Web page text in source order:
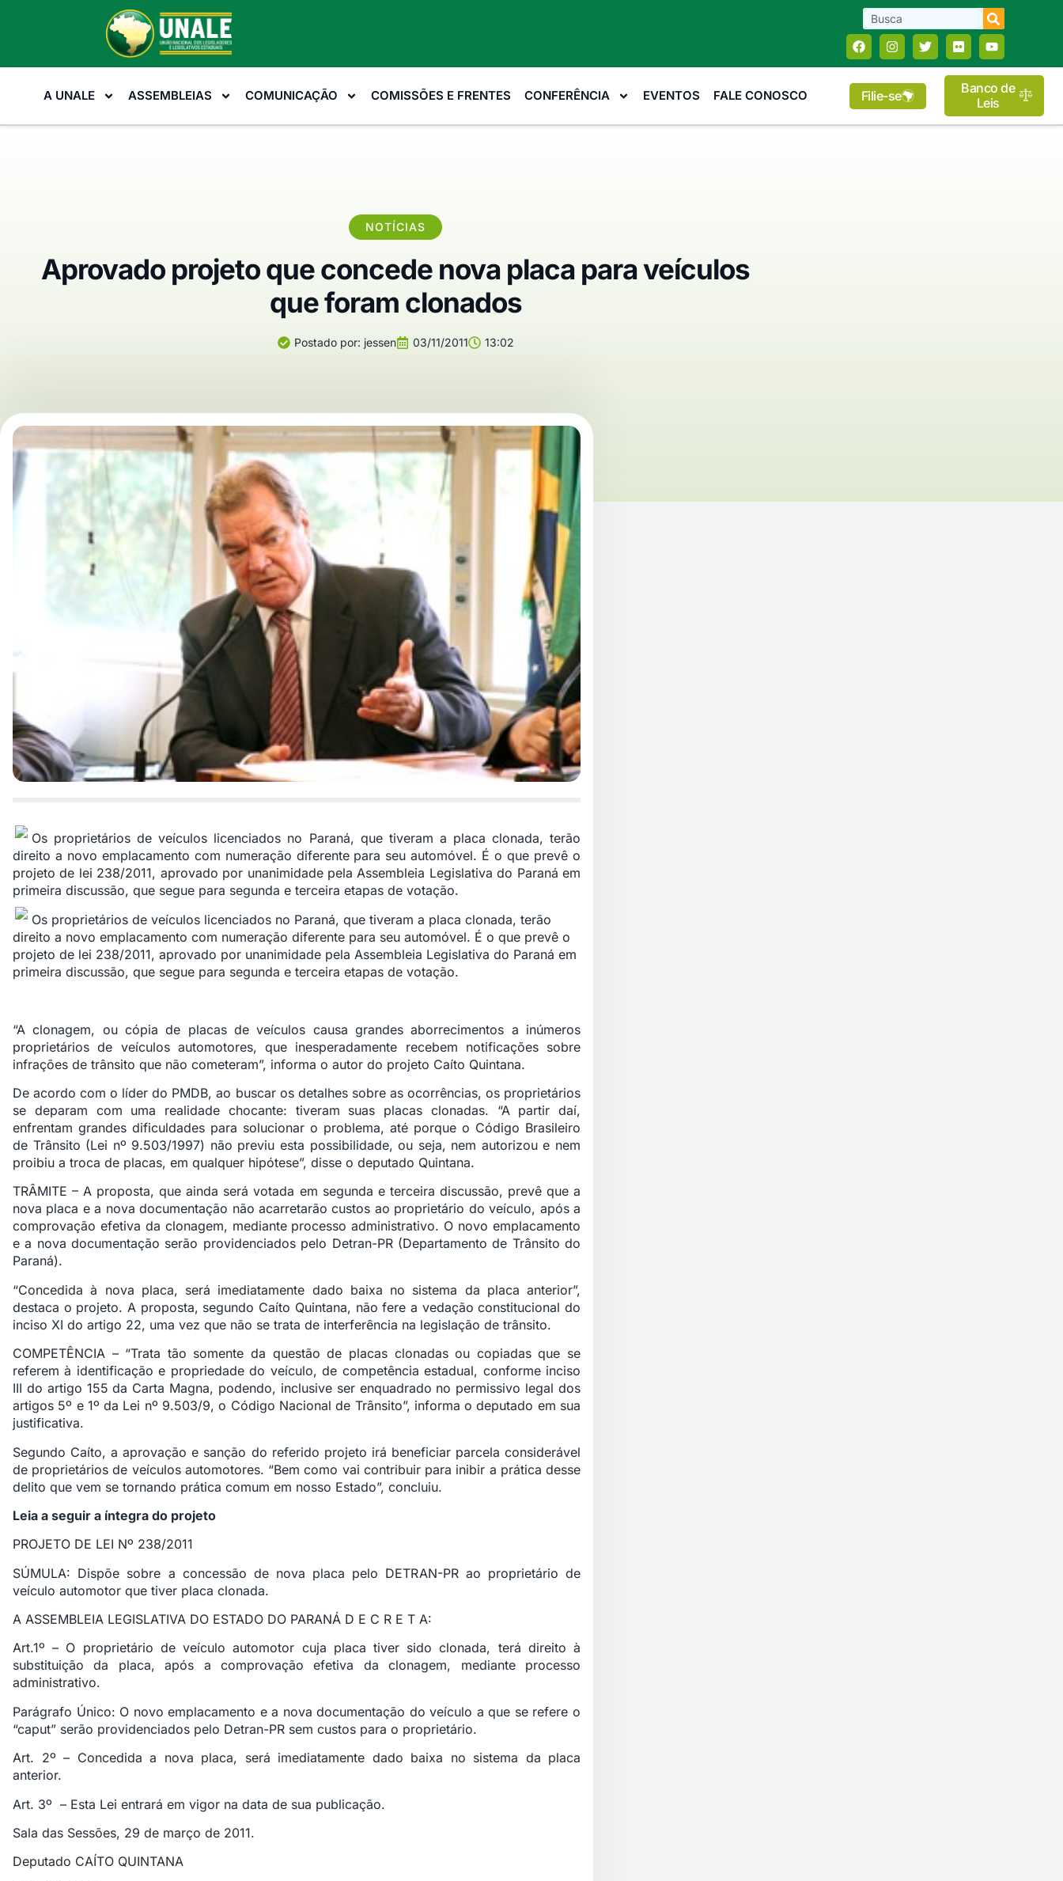
A UNALE ASSEMBLEIAS COMUNICAÇÃO COMISSÕES E FRENTES CONFERÊNCIA EVENTOS FALE CONOSCO Filie-se
Banco de
Leis
NOTÍCIAS
Aprovado projeto que concede nova placa para veículos
que foram clonados
Postado por: jessen 03/11/2011 13:02
Os proprietários de veículos licenciados no Paraná, que tiveram a placa clonada, terão
direito a novo emplacamento com numeração diferente para seu automóvel. É o que prevê o
projeto de lei 238/2011, aprovado por unanimidade pela Assembleia Legislativa do Paraná em
primeira discussão, que segue para segunda e terceira etapas de votação.
Os proprietários de veículos licenciados no Paraná, que tiveram a placa clonada, terão
direito a novo emplacamento com numeração diferente para seu automóvel. É o que prevê o
projeto de lei 238/2011, aprovado por unanimidade pela Assembleia Legislativa do Paraná em
primeira discussão, que segue para segunda e terceira etapas de votação.
“A clonagem, ou cópia de placas de veículos causa grandes aborrecimentos a inúmeros
proprietários de veículos automotores, que inesperadamente recebem notificações sobre
infrações de trânsito que não cometeram”, informa o autor do projeto Caíto Quintana.
De acordo com o líder do PMDB, ao buscar os detalhes sobre as ocorrências, os proprietários
se deparam com uma realidade chocante: tiveram suas placas clonadas. “A partir daí,
enfrentam grandes dificuldades para solucionar o problema, até porque o Código Brasileiro
de Trânsito (Lei nº 9.503/1997) não previu esta possibilidade, ou seja, nem autorizou e nem
proibiu a troca de placas, em qualquer hipótese”, disse o deputado Quintana.
TRÂMITE – A proposta, que ainda será votada em segunda e terceira discussão, prevê que a
nova placa e a nova documentação não acarretarão custos ao proprietário do veículo, após a
comprovação efetiva da clonagem, mediante processo administrativo. O novo emplacamento
e a nova documentação serão providenciados pelo Detran-PR (Departamento de Trânsito do
Paraná).
“Concedida à nova placa, será imediatamente dado baixa no sistema da placa anterior”,
destaca o projeto. A proposta, segundo Caíto Quintana, não fere a vedação constitucional do
inciso XI do artigo 22, uma vez que não se trata de interferência na legislação de trânsito.
COMPETÊNCIA – “Trata tão somente da questão de placas clonadas ou copiadas que se
referem à identificação e propriedade do veículo, de competência estadual, conforme inciso
III do artigo 155 da Carta Magna, podendo, inclusive ser enquadrado no permissivo legal dos
artigos 5º e 1º da Lei nº 9.503/9, o Código Nacional de Trânsito”, informa o deputado em sua
justificativa.
Segundo Caíto, a aprovação e sanção do referido projeto irá beneficiar parcela considerável
de proprietários de veículos automotores. “Bem como vai contribuir para inibir a prática desse
delito que vem se tornando prática comum em nosso Estado”, concluiu.
Leia a seguir a íntegra do projeto
PROJETO DE LEI Nº 238/2011
SÚMULA: Dispõe sobre a concessão de nova placa pelo DETRAN-PR ao proprietário de
veículo automotor que tiver placa clonada.
A ASSEMBLEIA LEGISLATIVA DO ESTADO DO PARANÁ D E C R E T A:
Art.1º – O proprietário de veículo automotor cuja placa tiver sido clonada, terá direito à
substituição da placa, após a comprovação efetiva da clonagem, mediante processo
administrativo.
Parágrafo Único: O novo emplacamento e a nova documentação do veículo a que se refere o
“caput” serão providenciados pelo Detran-PR sem custos para o proprietário.
Art. 2º – Concedida a nova placa, será imediatamente dado baixa no sistema da placa
anterior.
Art. 3º – Esta Lei entrará em vigor na data de sua publicação.
Sala das Sessões, 29 de março de 2011.
Deputado CAÍTO QUINTANA